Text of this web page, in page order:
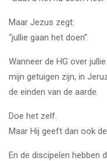
Maar Jezus zegt:
“jullie gaan het doen”.
Wanneer de HG over
mijn getuigen zijn, in
de einden van de aarde.
Doe het zelf.
Maar Hij geeft dan ook
En de discipelen hebben